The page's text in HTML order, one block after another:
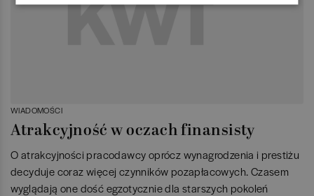
WIADOMOŚCI
Atrakcyjność w oczach finansisty
O atrakcyjności pracodawcy oprócz wynagrodzenia i prestiżu
decyduje coraz więcej czynników pozapłacowych. Czasem
wyglądają one dość egzotycznie dla starszych pokoleń